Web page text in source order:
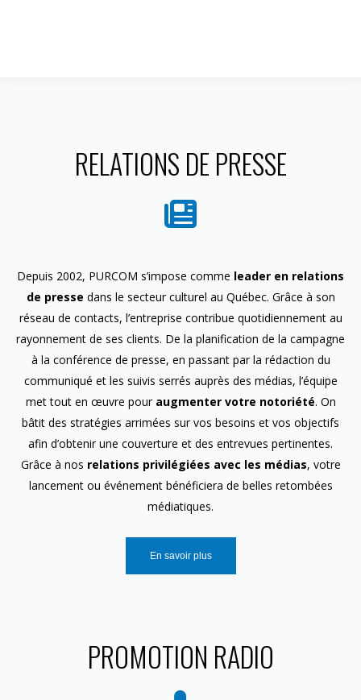
RELATIONS DE PRESSE
Depuis 2002, PURCOM s’impose comme leader en relations
de presse dans le secteur culturel au Québec. Grâce à son
réseau de contacts, l’entreprise contribue quotidiennement au
rayonnement de ses clients. De la planification de la campagne
à la conférence de presse, en passant par la rédaction du
communiqué et les suivis serrés auprès des médias, l’équipe
met tout en œuvre pour augmenter votre notoriété. On
bâtit des stratégies arrimées sur vos besoins et vos objectifs
afin d’obtenir une couverture et des entrevues pertinentes.
Grâce à nos relations privilégiées avec les médias, votre
lancement ou événement bénéficiera de belles retombées
médiatiques.
En savoir plus
PROMOTION RADIO